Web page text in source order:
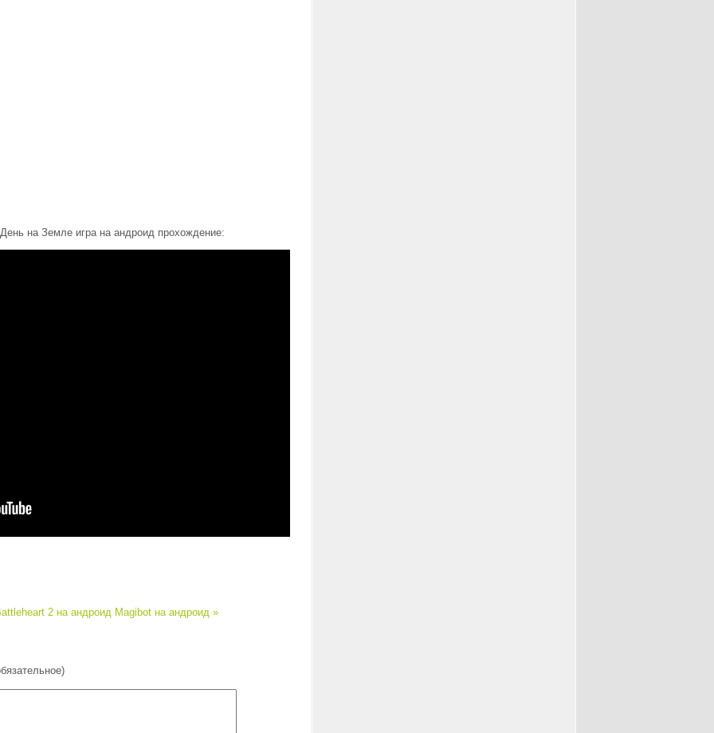
на Земле игра на андроид прохождение:
2 на андроид Magibot на андроид »